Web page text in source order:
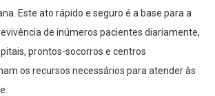
Este ato rápido e seguro é a base para a
de inúmeros pacientes diariamente,
prontos-socorros e centros
os recursos necessários para atender às